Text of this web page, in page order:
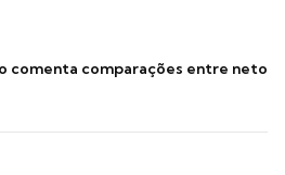
comenta comparações entre neto